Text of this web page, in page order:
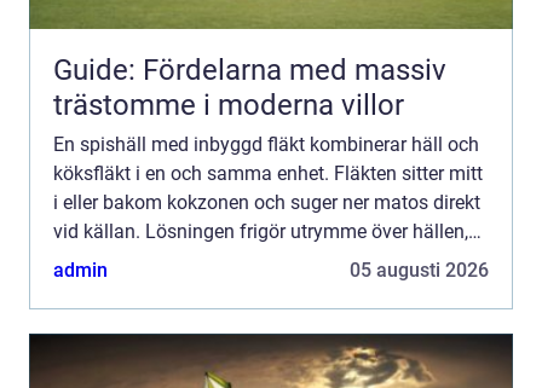
Guide: Fördelarna med massiv
trästomme i moderna villor
En spishäll med inbyggd fläkt kombinerar häll och
köksfläkt i en och samma enhet. Fläkten sitter mitt
i eller bakom kokzonen och suger ner matos direkt
vid källan. Lösningen frigör utrymme över hällen,
minskar behovet av en stor takfläkt och skapar e...
admin 05 augusti 2026